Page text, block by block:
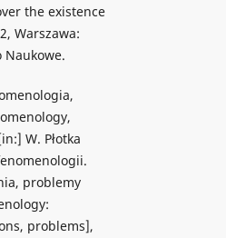
the existence
Warszawa:
Naukowe.
W. Płotka
problemy
problems],